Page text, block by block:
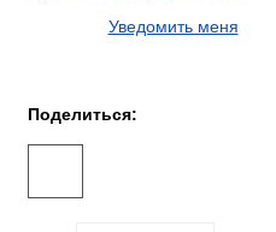
Уведомить меня
Поделиться: